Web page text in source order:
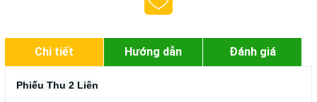
Chi tiết Hướng dẫn Đánh giá
Phiếu Thu 2 Liên